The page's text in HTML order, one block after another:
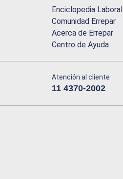
Enciclopedia Laboral
Comunidad Errepar
Acerca de Errepar
Centro de Ayuda
Atención al cliente
11 4370-2002